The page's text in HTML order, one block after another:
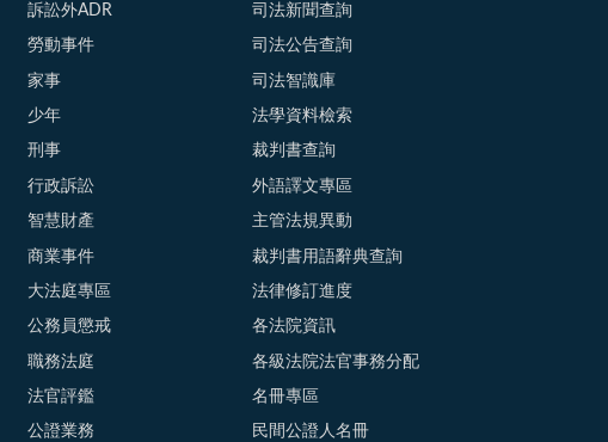
訴訟外ADR
勞動事件
家事
少年
刑事
行政訴訟
智慧財產
商業事件
大法庭專區
公務員懲戒
職務法庭
法官評鑑
公證業務
司法新聞查詢
司法公告查詢
司法智識庫
法學資料檢索
裁判書查詢
外語譯文專區
主管法規異動
裁判書用語辭典查詢
法律修訂進度
各法院資訊
各級法院法官事務分配
名冊專區
民間公證人名冊